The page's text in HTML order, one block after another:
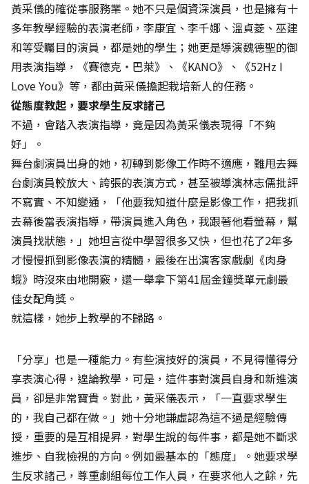
黃采儀的確從事服務業。她不只是個資深演員，也是擁有十
多年教學經驗的表演老師，李康宜、李千娜、溫貞菱、巫建
和等受矚目的演員，都是她的學生；她更是導演魏德聖的御
用表演指導，《賽德克‧巴萊》、《KANO》、《52Hz I
Love You》等，都由黃采儀擔起栽培新人的任務。
從態度教起，要求學生反求諸己
不過，會踏入表演指導，竟是因為黃采儀表現得「不夠
好」。
舞台劇演員出身的她，初轉到影像工作時不適應，難甩去舞
台劇演員較放大、誇張的表演方式，甚至被導演林志儒批評
不寫實、不知變通，「他要我知道什麼是影像工作，把我抓
去幕後當表演指導，帶演員進入角色，我跟著他看螢幕，幫
演員找狀態，」她坦言從中學習很多又快，但也花了2年多
才慢慢抓到影像表演的精髓，最後在出演客家戲劇《肉身
蛾》時沒來由地開竅，還一舉拿下第41屆金鐘獎單元劇最
佳女配角獎。
就這樣，她步上教學的不歸路。
「分享」也是一種能力。有些演技好的演員，不見得懂得分
享表演心得，遑論教學，可是，這件事對演員自身和新進演
員，卻是非常寶貴。對此，黃采儀表示，「一直要求學生
的，我自己都在做。」她十分地謙虛認為這不過是經驗傳
授，重要的是互相提昇，對學生說的每件事，都是她不斷求
進步、自我檢視的方向。例如最基本的「態度」。她要求學
生反求諸己，尊重劇組每位工作人員，在要求他人之餘，先